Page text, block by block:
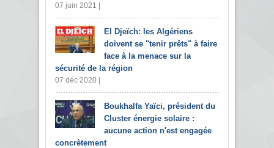
07 juin 2021 |
El Djeïch: les Algériens
doivent se "tenir prêts" à faire
face à la menace sur la
sécurité de la région
07 déc 2020 |
Boukhalfa Yaïci, président du
Cluster énergie solaire :
aucune action n'est engagée
concrètement